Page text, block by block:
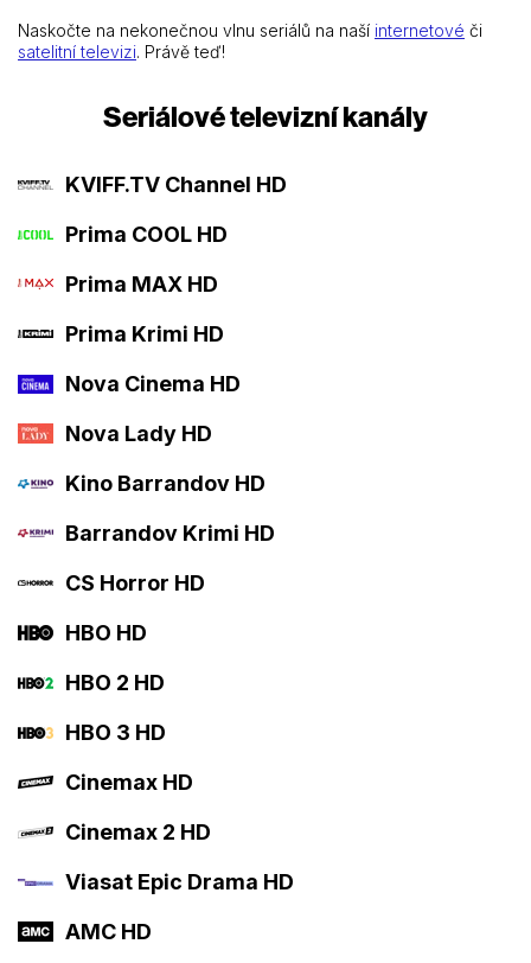
Naskočte na nekonečnou vlnu seriálů na naší internetové či
satelitní televizi. Právě teď!
Seriálové televizní kanály
KVIFF.TV Channel HD
Prima COOL HD
Prima MAX HD
Prima Krimi HD
Nova Cinema HD
Nova Lady HD
Kino Barrandov HD
Barrandov Krimi HD
CS Horror HD
HBO HD
HBO 2 HD
HBO 3 HD
Cinemax HD
Cinemax 2 HD
Viasat Epic Drama HD
AMC HD